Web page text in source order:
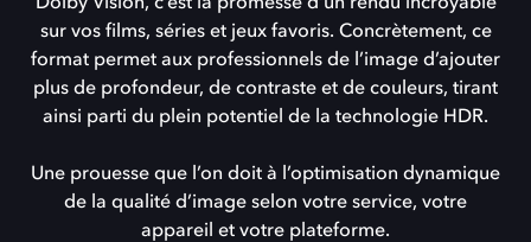
sur vos films, séries et jeux favoris. Concrètement, ce
format permet aux professionnels de l’image d’ajouter
plus de profondeur, de contraste et de couleurs, tirant
ainsi parti du plein potentiel de la technologie HDR.
Une prouesse que l’on doit à l’optimisation dynamique
de la qualité d’image selon votre service, votre
appareil et votre plateforme.